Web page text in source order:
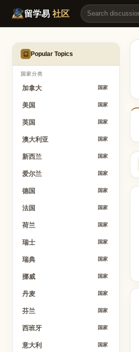
留学易 社区
Popular Topics
国家分类
加拿大 国家
美国 国家
英国 国家
澳大利亚 国家
新西兰 国家
爱尔兰 国家
德国 国家
法国 国家
荷兰 国家
瑞士 国家
瑞典 国家
挪威 国家
丹麦 国家
芬兰 国家
西班牙 国家
意大利 国家